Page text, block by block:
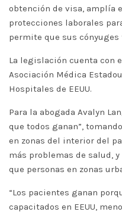
obtención de visa, amplía
protecciones laborales
permite que sus cónyuges
La legislación cuenta con
Asociación Médica
Hospitales de EEUU.
Para la abogada Avalyn
que todos ganan”,
en zonas del interior del
más problemas de salud,
que personas en zonas
“Los pacientes ganan
capacitados en EEUU,